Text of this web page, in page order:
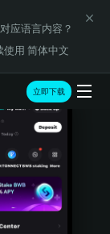
应语言内容？
使用 简体中文
立即下载